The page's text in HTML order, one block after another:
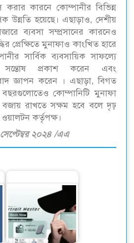
করার কারনে কোম্পানীর বিভিন্ন
উন্নতি হয়েছে। এছাড়াও, দেশীয়
ব্যবসা সম্প্রসানের কারনেও
প্রেক্ষিতে মুনাফাও কাংখিত হারে
সার্বিক ব্যবসায়িক সাফল্যে
সন্তোষ প্রকাশ করেন এবং
জ্ঞাপন করেন । এছাড়া, বিগত
কোম্পানিটি মুনাফা
বজায় রাখতে সক্ষম হবে বলে দৃঢ়
কর্তৃপক্ষ।
সেপ্টেম্বর ২০২৪ /এএ
অনার ২০০ এবং ২০০
প্রো প্রি-বুকিংয়ে দুর্দান্ত
অফার